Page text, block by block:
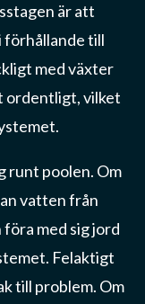
är att
förhållande till
med växter
ordentligt, vilket
runt poolen. Om
vatten från
med sig jord
Felaktigt
till problem. Om